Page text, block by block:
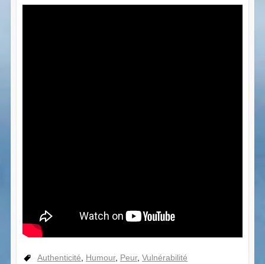
Authenticité Humour, Peur, Vulnérabilité